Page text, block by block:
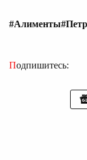
#Алименты
Подпишитесь: